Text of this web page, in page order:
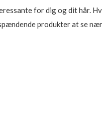
for dig og dit hår.
produkter at se